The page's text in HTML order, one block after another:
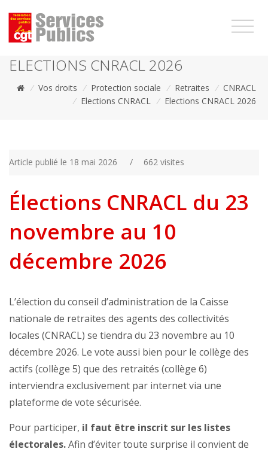
ELECTIONS CNRACL 2026
/ Vos droits / Protection sociale / Retraites / CNRACL
/ Elections CNRACL / Elections CNRACL 2026
Article publié le 18 mai 2026 / 662 visites
Élections CNRACL du 23
novembre au 10
décembre 2026
L’élection du conseil d’administration de la Caisse
nationale de retraites des agents des collectivités
locales (CNRACL) se tiendra du 23 novembre au 10
décembre 2026. Le vote aussi bien pour le collège des
actifs (collège 5) que des retraités (collège 6)
interviendra exclusivement par internet via une
plateforme de vote sécurisée.
Pour participer, il faut être inscrit sur les listes
électorales.Afin d’éviter toute surprise il convient de